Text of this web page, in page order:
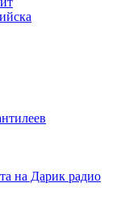
на Дарик радио